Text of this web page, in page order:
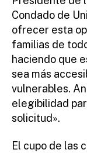
Condado de
ofrecer esta
familias de
haciendo que
sea más
vulnerables.
elegibilidad
solicitud».
El cupo de las